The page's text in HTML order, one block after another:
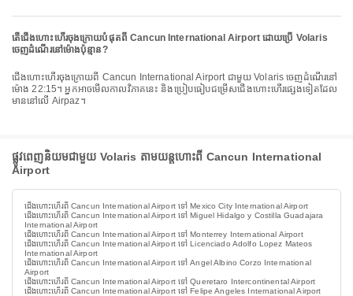
តើជើងហោះហើរចុងក្រោយបំផុតពី Cancun International Airport ដោយប្រើ Volaris
ចេញដំណើរនៅម៉ោងប៉ុន្មាន?
ជើងហោះហើរចុងក្រោយពី Cancun International Airport ជាមួយ Volaris ចេញដំណើរនៅ
ម៉ោង 22:15។ អ្នកអាចមើលកាលវិភាគនេះ និងប្រៀបធៀបជម្រើសជើងហោះហើរផ្សេងទៀតដែល
មាននៅលើ Airpaz។
ផ្លូវពេញនិយមជាមួយ Volaris តាមយន្តហោះពី Cancun International
Airport
ជើងហោះហើរពី Cancun International Airport ទៅ Mexico City International Airport
ជើងហោះហើរពី Cancun International Airport ទៅ Miguel Hidalgo y Costilla Guadajara
International Airport
ជើងហោះហើរពី Cancun International Airport ទៅ Monterrey International Airport
ជើងហោះហើរពី Cancun International Airport ទៅ Licenciado Adolfo Lopez Mateos
International Airport
ជើងហោះហើរពី Cancun International Airport ទៅ Angel Albino Corzo International
Airport
ជើងហោះហើរពី Cancun International Airport ទៅ Queretaro Intercontinental Airport
ជើងហោះហើរពី Cancun International Airport ទៅ Felipe Angeles International Airport